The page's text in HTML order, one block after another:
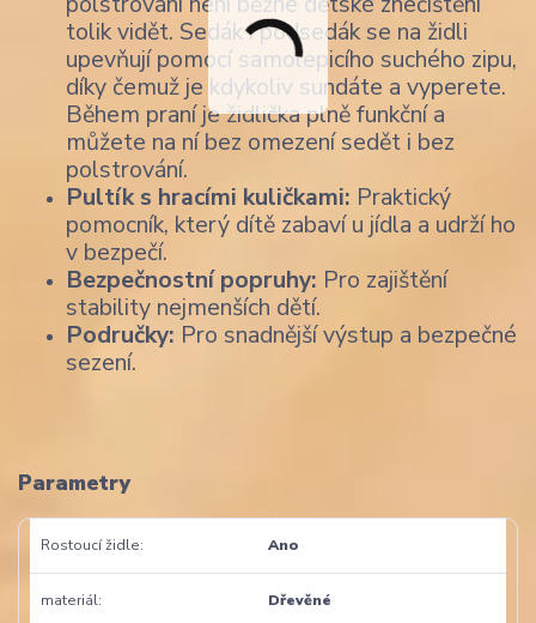
tolik vidět. Sedák i podsedák se na židli
upevňují pomocí samolepicího suchého zipu,
díky čemuž je kdykoliv sundáte a vyperete.
Během praní je židlička plně funkční a
můžete na ní bez omezení sedět i bez
polstrování.
Pultík s hracími kuličkami: Praktický
pomocník, který dítě zabaví u jídla a udrží ho
v bezpečí.
Bezpečnostní popruhy: Pro zajištění
stability nejmenších dětí.
Područky: Pro snadnější výstup a bezpečné
sezení.
Parametry
Rostoucí židle Ano
materiál Dřevěné